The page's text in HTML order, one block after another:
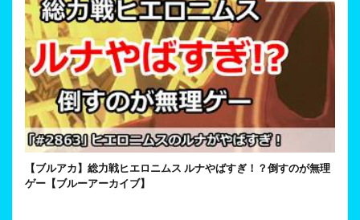
【ブルアカ】総力戦ヒエロニムス ルナやばすぎ！？倒すのが無理
ゲー【ブルーアーカイブ】